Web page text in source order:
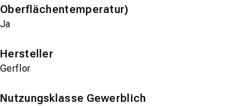
Oberflächentemperatur)
Ja
Hersteller
Gerflor
Nutzungsklasse Gewerblich